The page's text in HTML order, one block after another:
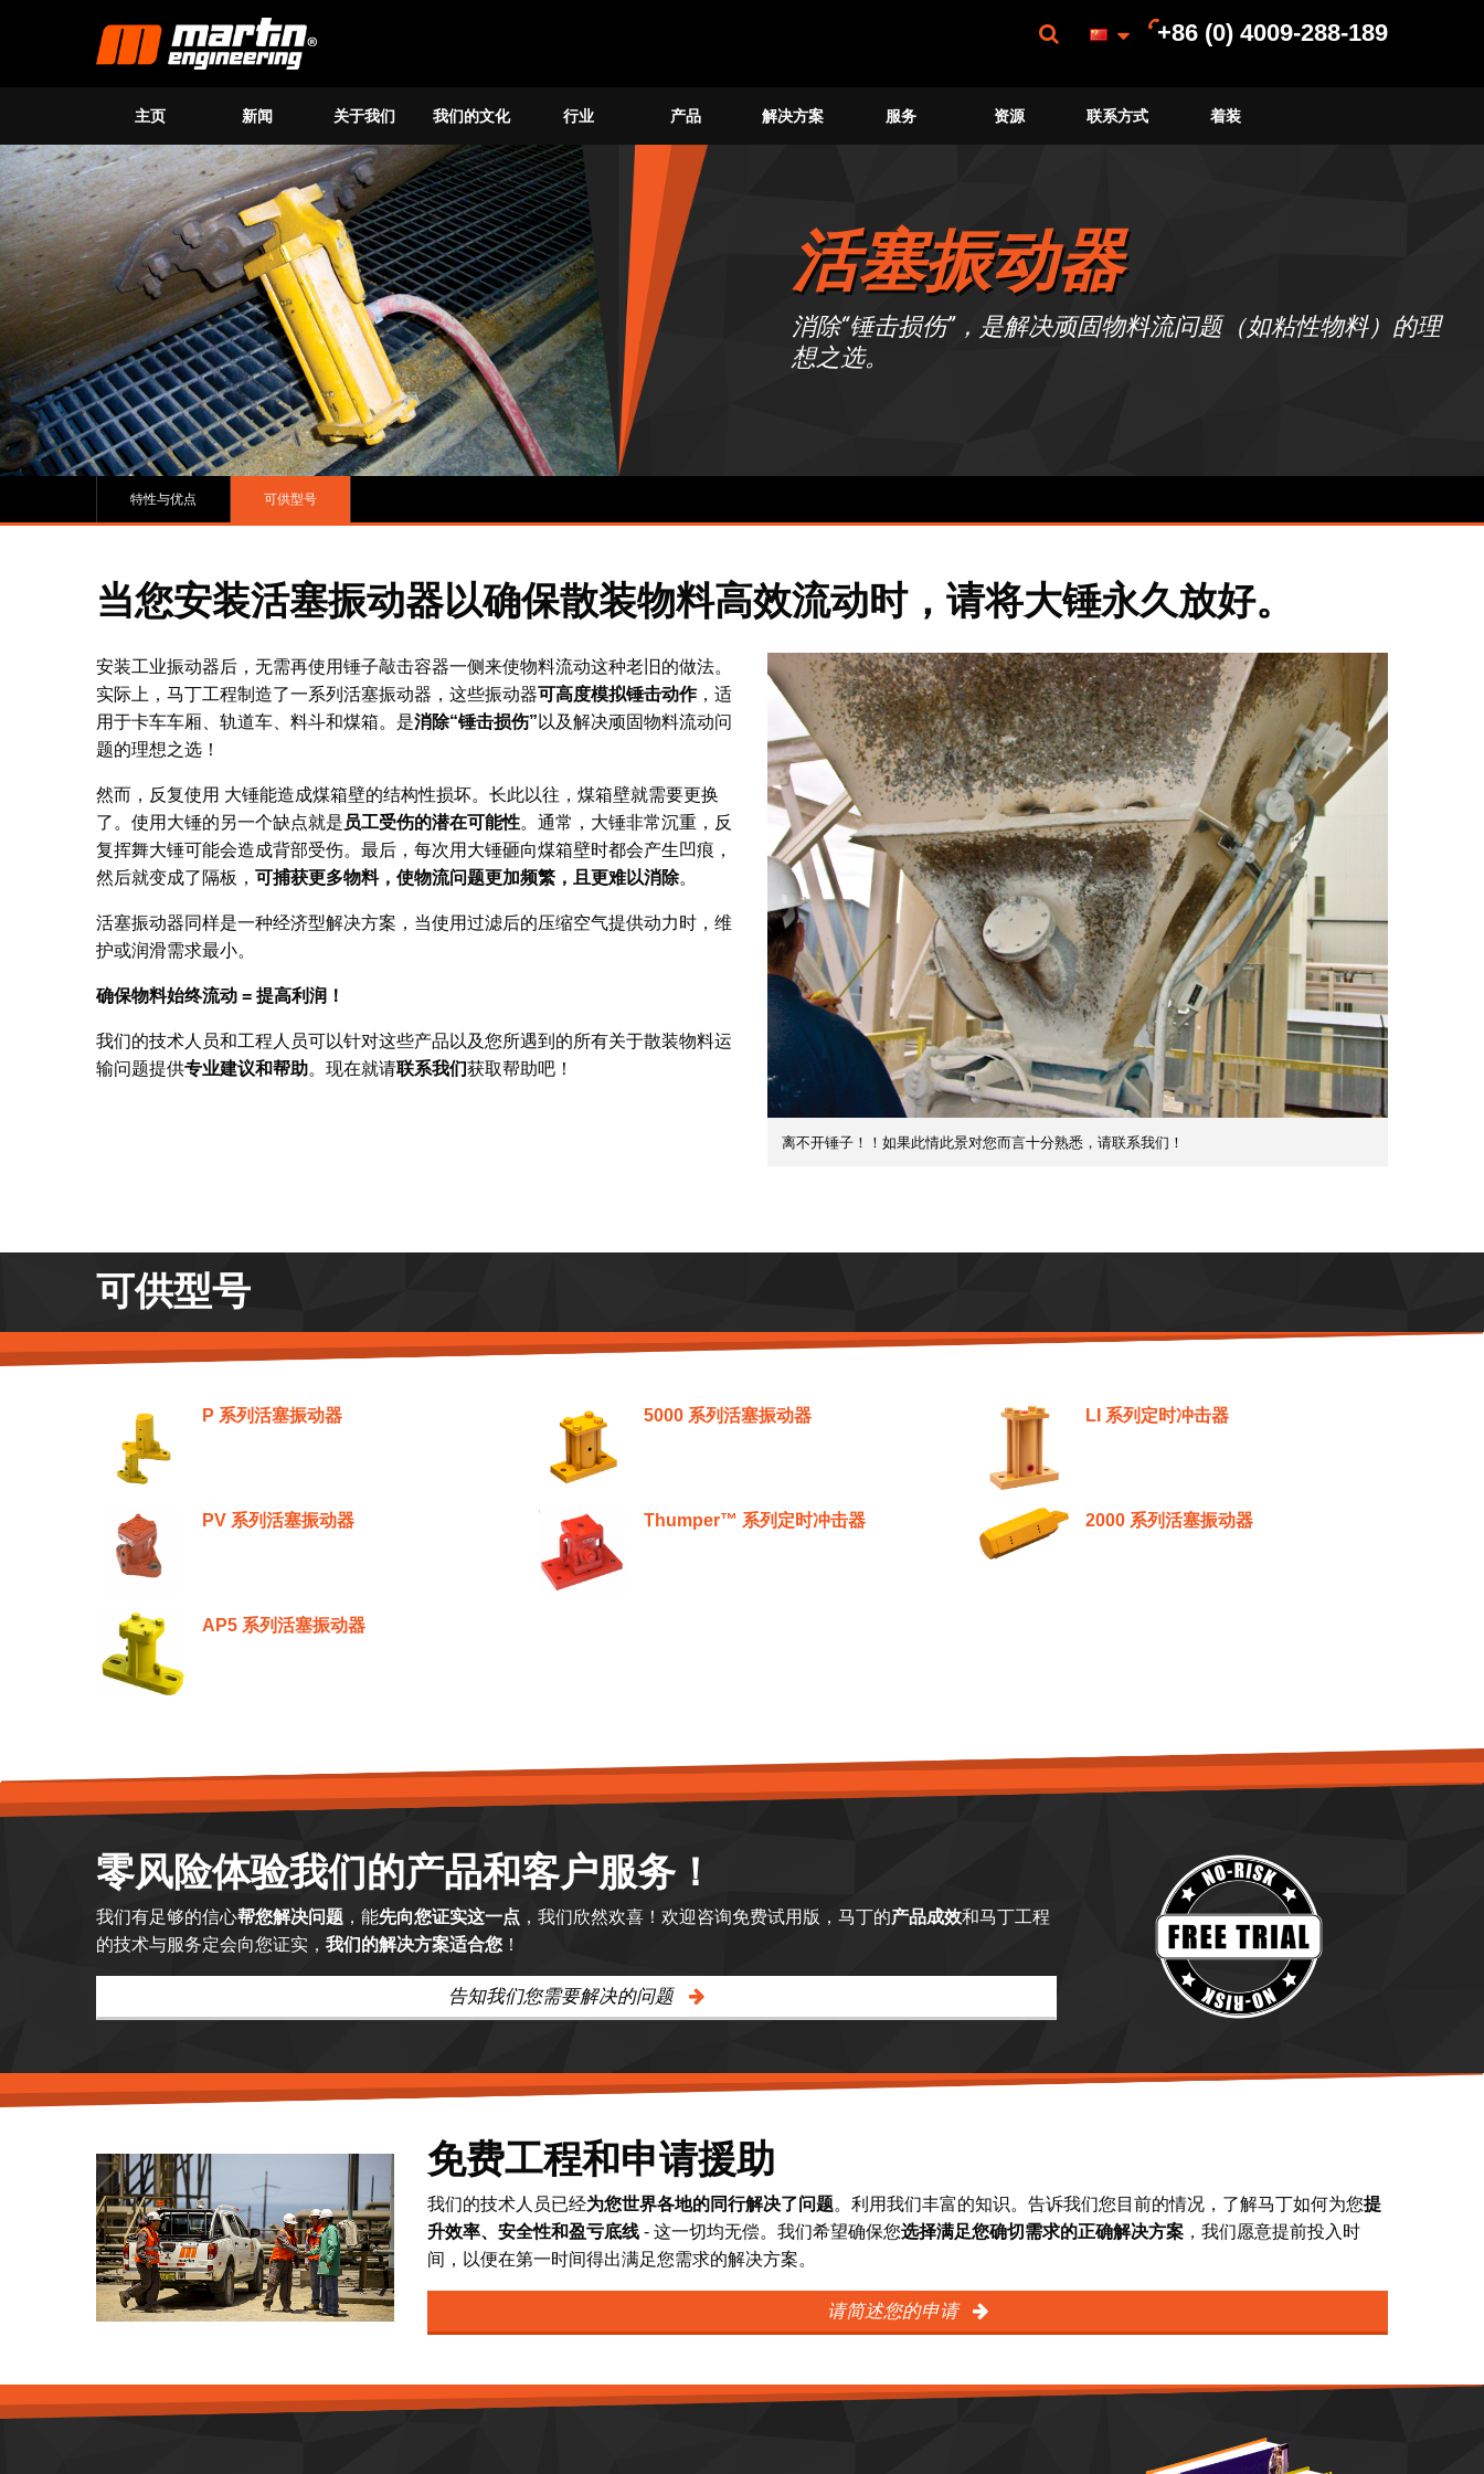
+86 (0) 4009-288-189
主页 新闻 关于我们 我们的文化 行业 产品 解决方案 服务 资源 联系方式 着装
活塞振动器
消除“锤击损伤”，是解决顽固物料流问题（如粘性物料）的理
想之选。
特性与优点 可供型号
当您安装活塞振动器以确保散装物料高效流动时，请将大锤永久放好。
离不开锤子！！如果此情此景对您而言十分熟悉，请联系我们！
安装工业振动器后，无需再使用锤子敲击容器一侧来使物料流动这种老旧的做法。
实际上，马丁工程制造了一系列活塞振动器，这些振动器可高度模拟锤击动作，适
用于卡车车厢、轨道车、料斗和煤箱。是消除“锤击损伤” 以及解决顽固物料流动问
题的理想之选！
然而，反复使用 大锤能造成煤箱壁的结构性损坏。长此以往，煤箱壁就需要更换
了。使用大锤的另一个缺点就是 员工受伤的潜在可能性。通常，大锤非常沉重，反
复挥舞大锤可能会造成背部受伤。最后，每次用大锤砸向煤箱壁时都会产生凹痕，
然后就变成了隔板， 可捕获更多物料，使物流问题更加频繁，且更难以消除。
活塞振动器同样是一种经济型解决方案，当使用过滤后的压缩空气提供动力时，维
护或润滑需求最小。
确保物料始终流动 = 提高利润！
我们的技术人员和工程人员可以针对这些产品以及您所遇到的所有关于散装物料运
输问题提供专业建议和帮助。现在就请联系我们获取帮助吧！
可供型号
P 系列活塞振动器 5000 系列活塞振动器 LI 系列定时冲击器
PV 系列活塞振动器 Thumper™ 系列定时冲击器 2000 系列活塞振动器
AP5 系列活塞振动器
零风险体验我们的产品和客户服务！
我们有足够的信心帮您解决问题 ，能先向您证实这一点 ，我们欣然欢喜！欢迎咨询免费试用版，马丁的产品成效和马丁工程
的技术与服务定会向您证实， 我们的解决方案适合您 ！
告知我们您需要解决的问题
免费工程和申请援助
我们的技术人员已经为您世界各地的同行解决了问题。利用我们丰富的知识。告诉我们您目前的情况，了解马丁如何为您提
升效率、安全性和盈亏底线 - 这一切均无偿。我们希望确保您选择满足您确切需求的正确解决方案 ，我们愿意提前投入时
间，以便在第一时间得出满足您需求的解决方案。
请简述您的申请